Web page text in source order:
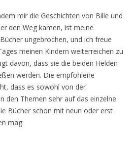
mir die Geschichten von Bille und
den Weg kamen, ist meine
ungebrochen, und ich freue
meinen Kindern weiterreichen zu
davon, dass sie die beiden Helden
werden. Die empfohlene
dass es sowohl von der
den Themen sehr auf das einzelne
Bücher schon mit neun oder erst
mag.